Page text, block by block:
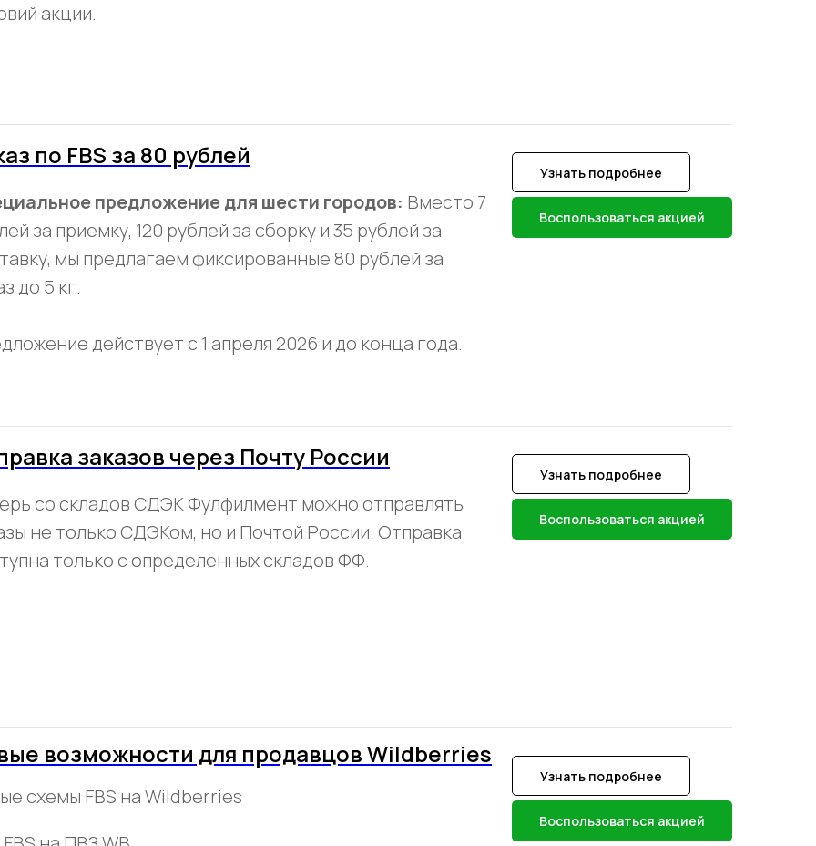
акции.
по FBS за 80 рублей
предложение для шести городов: Вместо 7
за приемку, 120 рублей за сборку и 35 рублей за
мы предлагаем фиксированные 80 рублей за
до 5 кг.
действует с 1 апреля 2026 и до конца года.
Узнать подробнее
Воспользоваться акцией
заказов через Почту России
со складов СДЭК Фулфилмент можно отправлять
не только СДЭКом, но и Почтой России. Отправка
только с определенных складов ФФ.
Узнать подробнее
Воспользоваться акцией
возможности для продавцов Wildberries
схемы FBS на Wildberries
Узнать подробнее
Воспользоваться акцией